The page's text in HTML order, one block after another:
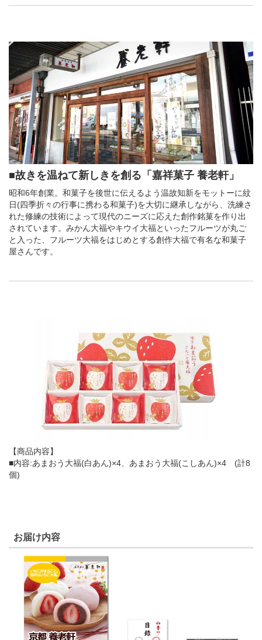
■故きを温ねて新しきを創る「嘉祥菓子 養老軒」
昭和6年創業。和菓子を後世に伝えるよう温故知新をモットーに紋
日(四季折々の行事に携わる和菓子)を大切に継承しながら、洗練さ
れた修練の技術によって現代のニーズに応えた創作銘菓を作り出
されています。みかん大福やキウイ大福といったフルーツが丸ご
と入った、フルーツ大福をはじめとする創作大福で有名な和菓子
屋さんです。
【商品内容】
■内容:あまおう大福(白あん)×4、あまおう大福(こしあん)×4 (計8
個)
お届け内容